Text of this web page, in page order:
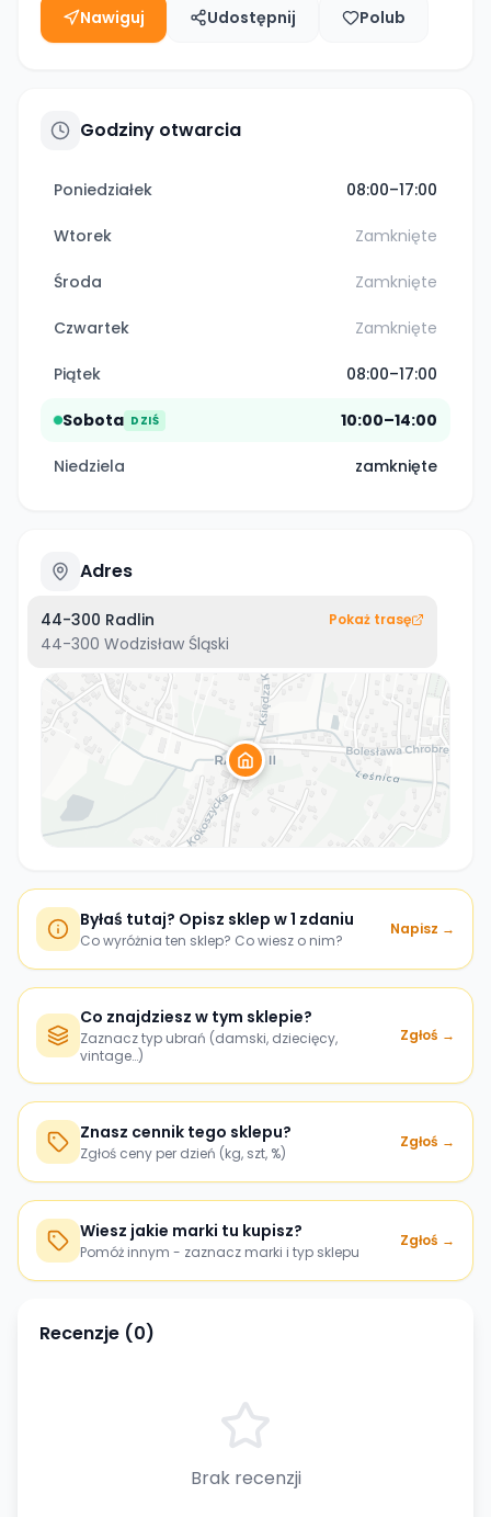
Nawiguj Udostępnij Polub
Godziny otwarcia
Poniedziałek 08:00–17:00
Wtorek Zamknięte
Środa Zamknięte
Czwartek Zamknięte
Piątek 08:00–17:00
Sobota DZIŚ 10:00–14:00
Niedziela zamknięte
Adres
44-300 Radlin
44-300 Wodzisław Śląski
Pokaż trasę
Byłaś tutaj? Opisz sklep w 1 zdaniu
Co wyróżnia ten sklep? Co wiesz o nim?
Napisz →
Co znajdziesz w tym sklepie?
Zaznacz typ ubrań (damski, dziecięcy,
vintage…)
Zgłoś →
Znasz cennik tego sklepu?
Zgłoś ceny per dzień (kg, szt, %)
Zgłoś →
Wiesz jakie marki tu kupisz?
Pomóż innym - zaznacz marki i typ sklepu
Zgłoś →
Recenzje (0)
Brak recenzji